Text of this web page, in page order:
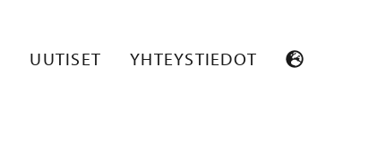
UUTISET YHTEYSTIEDOT